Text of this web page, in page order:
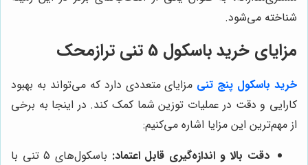
شناخته می‌شود.
مزایای خرید باسکول 5 تنی ترازمحک
خرید باسکول پنج تنی مزایای متعددی دارد که می‌تواند به بهبود
کارایی و دقت در عملیات توزین شما کمک کند. در اینجا به برخی
از مهم‌ترین این مزایا اشاره می‌کنیم:
دقت بالا و اندازه‌گیری قابل اعتماد:
باسکول‌های 5 تنی با